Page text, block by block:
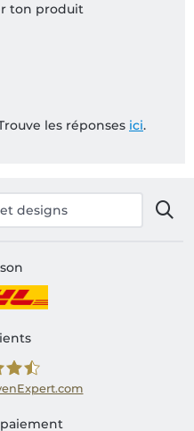
ton produit
les réponses ici.
FR